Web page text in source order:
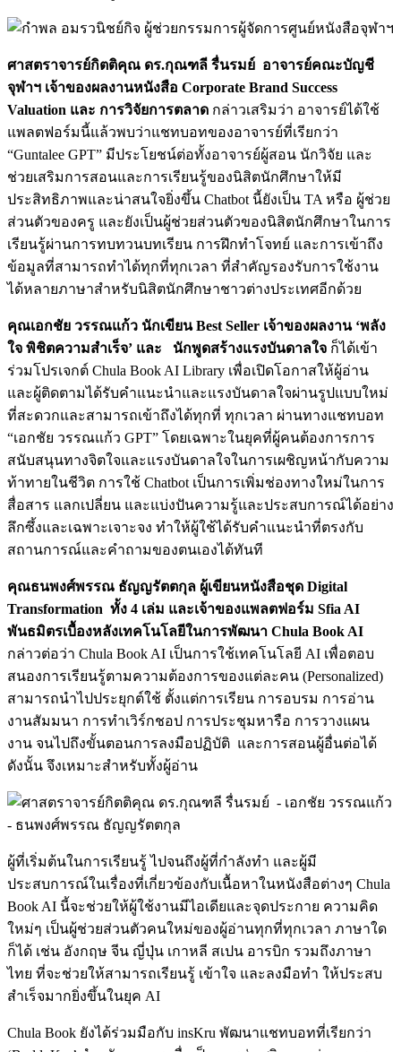
Image
ศาสตราจารย์กิตติคุณ ดร.กุณฑลี รื่นรมย์ อาจารย์คณะบัญชี
จุฬาฯ เจ้าของผลงานหนังสือ Corporate Brand Success
Valuation และ การวิจัยการตลาด กล่าวเสริมว่า อาจารย์ได้ใช้
แพลตฟอร์มนี้แล้วพบว่าแชทบอทของอาจารย์ที่เรียกว่า
“Guntalee GPT” มีประโยชน์ต่อทั้งอาจารย์ผู้สอน นักวิจัย และ
ช่วยเสริมการสอนและการเรียนรู้ของนิสิตนักศึกษาให้มี
ประสิทธิภาพและน่าสนใจยิ่งขึ้น Chatbot นี้ยังเป็น TA หรือ ผู้ช่วย
ส่วนตัวของครู และยังเป็นผู้ช่วยส่วนตัวของนิสิตนักศึกษาในการ
เรียนรู้ผ่านการทบทวนบทเรียน การฝึกทำโจทย์ และการเข้าถึง
ข้อมูลที่สามารถทำได้ทุกที่ทุกเวลา ที่สำคัญรองรับการใช้งาน
ได้หลายภาษาสำหรับนิสิตนักศึกษาชาวต่างประเทศอีกด้วย
คุณเอกชัย วรรณแก้ว นักเขียน Best Seller เจ้าของผลงาน ‘พลัง
ใจ พิชิตความสำเร็จ’ และ นักพูดสร้างแรงบันดาลใจ ก็ได้เข้า
ร่วมโปรเจกต์ Chula Book AI Library เพื่อเปิดโอกาสให้ผู้อ่าน
และผู้ติดตามได้รับคำแนะนำและแรงบันดาลใจผ่านรูปแบบใหม่
ที่สะดวกและสามารถเข้าถึงได้ทุกที่ ทุกเวลา ผ่านทางแชทบอท
“เอกชัย วรรณแก้ว GPT” โดยเฉพาะในยุคที่ผู้คนต้องการการ
สนับสนุนทางจิตใจและแรงบันดาลใจในการเผชิญหน้ากับความ
ท้าทายในชีวิต การใช้ Chatbot เป็นการเพิ่มช่องทางใหม่ในการ
สื่อสาร แลกเปลี่ยน และแบ่งปันความรู้และประสบการณ์ได้อย่าง
ลึกซึ้งและเฉพาะเจาะจง ทำให้ผู้ใช้ได้รับคำแนะนำที่ตรงกับ
สถานการณ์และคำถามของตนเองได้ทันที
คุณธนพงศ์พรรณ ธัญญรัตตกุล ผู้เขียนหนังสือชุด Digital
Transformation ทั้ง 4 เล่ม และเจ้าของแพลตฟอร์ม Sfia AI
พันธมิตรเบื้องหลังเทคโนโลยีในการพัฒนา Chula Book AI
กล่าวต่อว่า Chula Book AI เป็นการใช้เทคโนโลยี AI เพื่อตอบ
สนองการเรียนรู้ตามความต้องการของแต่ละคน (Personalized)
สามารถนำไปประยุกต์ใช้ ตั้งแต่การเรียน การอบรม การอ่าน
งานสัมมนา การทำเวิร์กชอป การประชุมหารือ การวางแผน
งาน จนไปถึงขั้นตอนการลงมือปฏิบัติ และการสอนผู้อื่นต่อได้
ดังนั้น จึงเหมาะสำหรับทั้งผู้อ่าน
Image
ผู้ที่เริ่มต้นในการเรียนรู้ ไปจนถึงผู้ที่กำลังทำ และผู้มี
ประสบการณ์ในเรื่องที่เกี่ยวข้องกับเนื้อหาในหนังสือต่างๆ Chula
Book AI นี้จะช่วยให้ผู้ใช้งานมีไอเดียและจุดประกาย ความคิด
ใหม่ๆ เป็นผู้ช่วยส่วนตัวคนใหม่ของผู้อ่านทุกที่ทุกเวลา ภาษาใด
ก็ได้ เช่น อังกฤษ จีน ญี่ปุ่น เกาหลี สเปน อารบิก รวมถึงภาษา
ไทย ที่จะช่วยให้สามารถเรียนรู้ เข้าใจ และลงมือทำ ให้ประสบ
สำเร็จมากยิ่งขึ้นในยุค AI
Chula Book ยังได้ร่วมมือกับ insKru พัฒนาแชทบอทที่เรียกว่า